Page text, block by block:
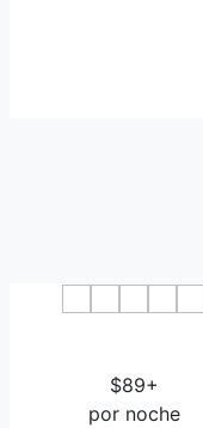
$89+
por noche